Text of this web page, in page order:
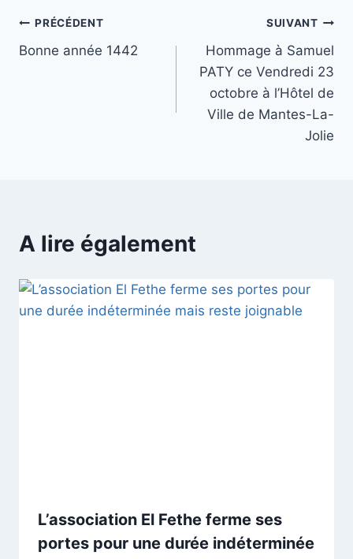
Navigation
de
PRÉCÉDENT
Bonne année 1442
SUIVANT
Hommage à Samuel
PATY ce Vendredi 23
octobre à l’Hôtel de
Ville de Mantes-La-
Jolie
A lire également
L’association El Fethe ferme ses
portes pour une durée indéterminée